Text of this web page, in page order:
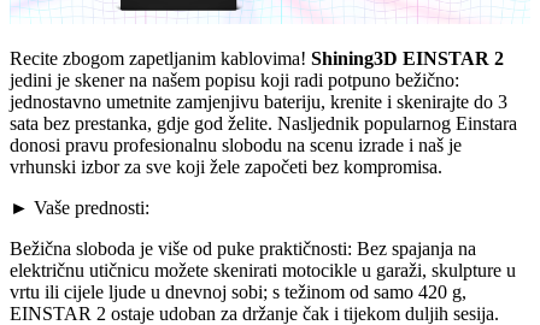
Recite zbogom zapetljanim kablovima! Shining3D EINSTAR 2
jedini je skener na našem popisu koji radi potpuno bežično:
jednostavno umetnite zamjenjivu bateriju, krenite i skenirajte do 3
sata bez prestanka, gdje god želite. Nasljednik popularnog Einstara
donosi pravu profesionalnu slobodu na scenu izrade i naš je
vrhunski izbor za sve koji žele započeti bez kompromisa.
► Vaše prednosti:
Bežična sloboda je više od puke praktičnosti: Bez spajanja na
električnu utičnicu možete skenirati motocikle u garaži, skulpture u
vrtu ili cijele ljude u dnevnoj sobi; s težinom od samo 420 g,
EINSTAR 2 ostaje udoban za držanje čak i tijekom duljih sesija.